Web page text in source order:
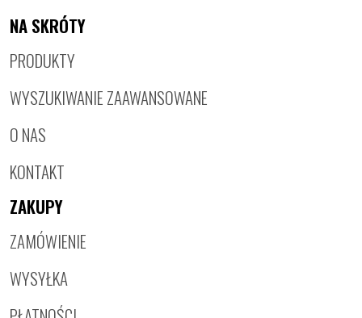
NA SKRÓTY
PRODUKTY
WYSZUKIWANIE ZAAWANSOWANE
O NAS
KONTAKT
ZAKUPY
ZAMÓWIENIE
WYSYŁKA